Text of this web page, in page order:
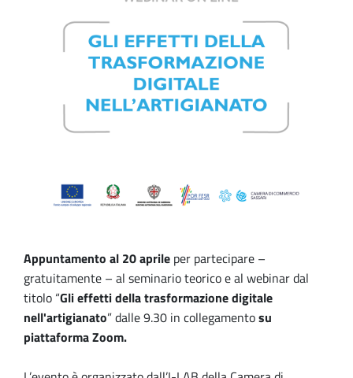
Appuntamento al 20 aprile per partecipare –
gratuitamente – al seminario teorico e al webinar dal
titolo “Gli effetti della trasformazione digitale
nell'artigianato” dalle 9.30 in collegamentosu
piattaforma Zoom.